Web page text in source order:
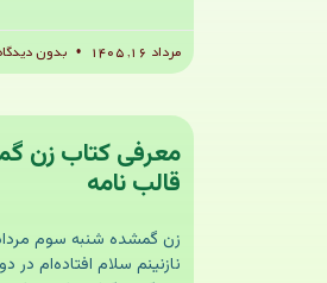
مرداد ۱۶, ۱۴۰۵ بدون
معرفی کتاب زن‌
قالب نامه
نازنینم سلام افتاده‌ام در